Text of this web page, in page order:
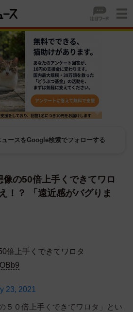
ュースをGoogle検索でフォローする
像の50倍上手くできてワロ
！？ 「遠近感がバグりま
倍上手くできてワロタ
23, 2021
５０倍上手くできてワロタ」とい